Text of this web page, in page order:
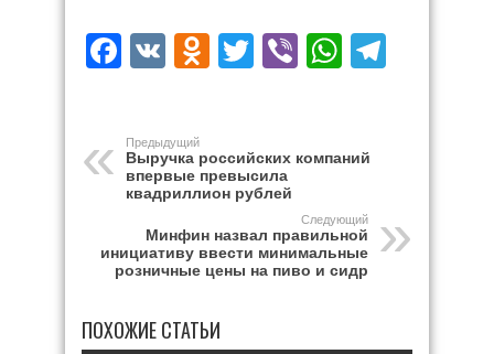
Facebook
VK Odnoklassniki
Twitter
Viber
Предыдущий
Выручка российских компаний
впервые превысила
квадриллион рублей
Следующий
Минфин назвал правильной
инициативу ввести минимальные
розничные цены на пиво и сидр
ПОХОЖИЕ СТАТЬИ